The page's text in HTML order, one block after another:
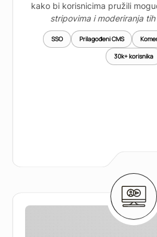
kako bi korisnicima pružili
stripovima i moderiranja
SSO Prilagođeni CMS
30k+ korisnika